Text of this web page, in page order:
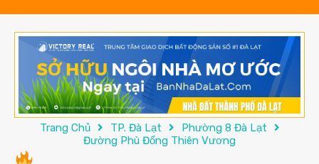
Trang Chủ TP. Đà Lạt
Phường 8 Đà Lạt
Đường Phù Đổng Thiên Vương